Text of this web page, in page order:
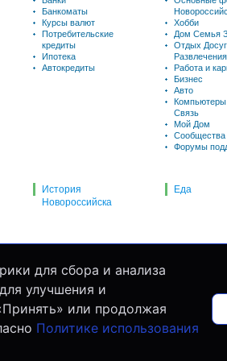
Банкоматы
Курсы валют
Потребительские
кредиты
Ипотека
Автокредиты
Хобби
Дом Семья
Отдых Досуг
Развлечения
Работа и
Бизнес
Авто
Компьютеры
Связь
Мой Дом
Сообщества
Форумы
История
Новороссийска
Еда
для сбора и анализа
улучшения и
или продолжая
Политике использования